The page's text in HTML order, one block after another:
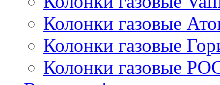
Колонки газовые
Колонки газовые
Колонки газовые